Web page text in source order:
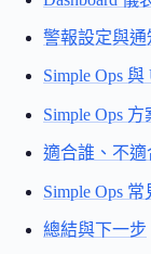
警報設定與通
Simple Ops
Simple Ops
適合誰、不適
Simple Ops
總結與下一步